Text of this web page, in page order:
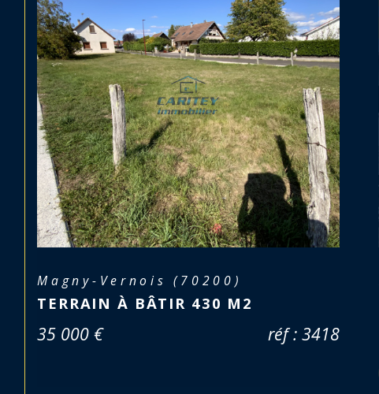
Lure (70200)
LURE – EN PLEIN CŒUR DE VILLE !
76 000 € réf : 3668-v